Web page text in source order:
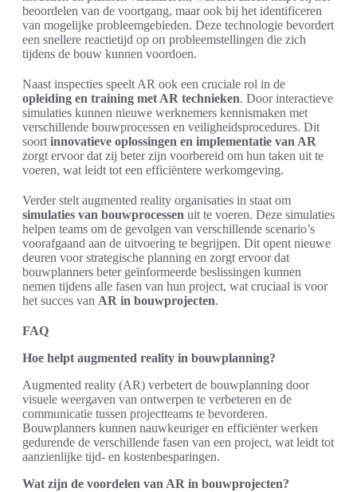
beoordelen van de voortgang, maar ook bij het identificeren
van mogelijke probleemgebieden. Deze technologie bevordert
een snellere reactietijd op оп probleemstellingen die zich
tijdens de bouw kunnen voordoen.
Naast inspecties speelt AR ook een cruciale rol in de
opleiding en training met AR technieken. Door interactieve
simulaties kunnen nieuwe werknemers kennismaken met
verschillende bouwprocessen en veiligheidsprocedures. Dit
soort innovatieve oplossingen en implementatie van AR
zorgt ervoor dat zij beter zijn voorbereid om hun taken uit te
voeren, wat leidt tot een efficiëntere werkomgeving.
Verder stelt augmented reality organisaties in staat om
simulaties van bouwprocessen uit te voeren. Deze simulaties
helpen teams om de gevolgen van verschillende scenario’s
voorafgaand aan de uitvoering te begrijpen. Dit opent nieuwe
deuren voor strategische planning en zorgt ervoor dat
bouwplanners beter geïnformeerde beslissingen kunnen
nemen tijdens alle fasen van hun project, wat cruciaal is voor
het succes van AR in bouwprojecten.
FAQ
Hoe helpt augmented reality in bouwplanning?
Augmented reality (AR) verbetert de bouwplanning door
visuele weergaven van ontwerpen te verbeteren en de
communicatie tussen projectteams te bevorderen.
Bouwplanners kunnen nauwkeuriger en efficiënter werken
gedurende de verschillende fasen van een project, wat leidt tot
aanzienlijke tijd- en kostenbesparingen.
Wat zijn de voordelen van AR in bouwprojecten?